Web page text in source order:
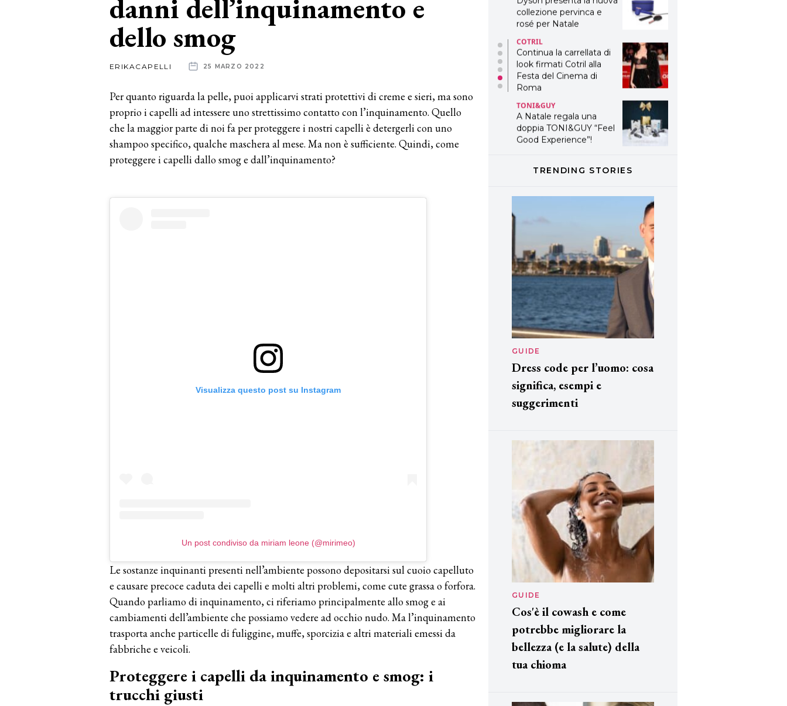
danni dell’inquinamento e
dello smog
ERIKACAPELLI 25 MARZO 2022
Per quanto riguarda la pelle, puoi applicarvi strati protettivi di creme e sieri, ma sono
proprio i capelli ad intessere uno strettissimo contatto con l’inquinamento. Quello
che la maggior parte di noi fa per proteggere i nostri capelli è detergerli con uno
shampoo specifico, qualche maschera al mese. Ma non è sufficiente. Quindi, come
proteggere i capelli dallo smog e dall’inquinamento?
Visualizza questo post su Instagram
Un post condiviso da miriam leone (@mirimeo)
Le sostanze inquinanti presenti nell’ambiente possono depositarsi sul cuoio capelluto
e causare precoce caduta dei capelli e molti altri problemi, come cute grassa o forfora.
Quando parliamo di inquinamento, ci riferiamo principalmente allo smog e ai
cambiamenti dell’ambiente che possiamo vedere ad occhio nudo. Ma l’inquinamento
trasporta anche particelle di fuliggine, muffe, sporcizia e altri materiali emessi da
fabbriche e veicoli.
Proteggere i capelli da inquinamento e smog: i
trucchi giusti
collezione pervinca e
rosé per Natale
COTRIL
Continua la carrellata di
look firmati Cotril alla
Festa del Cinema di
Roma
TONI&GUY
A Natale regala una
doppia TONI&GUY “Feel
Good Experience”!
LABEL.M lancia la sua
DAVINES
cofanetti beauty preziosi
per un regalo adatto ad
ogni capello
TRENDING STORIES
GUIDE
Dress code per l’uomo: cosa
significa, esempi e
suggerimenti
GUIDE
Cos'è il cowash e come
potrebbe migliorare la
bellezza (e la salute) della
tua chioma